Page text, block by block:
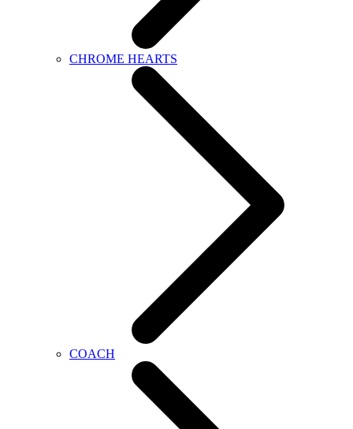
CHROME HEARTS
COACH